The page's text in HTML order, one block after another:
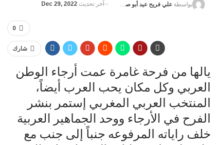
بواسطة علي فريح عيد أبو صعيليك آخر تحديث Dec 29, 2022
0
شارك
يالها من فرحة غامرة عمت أرجاء الوطن
العربي وكل مكان يحب العرب أيضاً،
المنتخب العربي المغربي إستمر بنشر
الفرح في الأرجاء ووحد الجماهير العربية
خلف راياته المرفوعه جنباً إلى جنب مع